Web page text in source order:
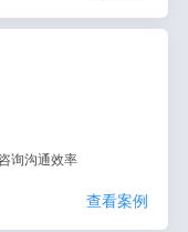
询沟通效率
查看案例